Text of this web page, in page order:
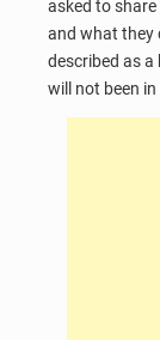
asked to
and what they
described as
will not been